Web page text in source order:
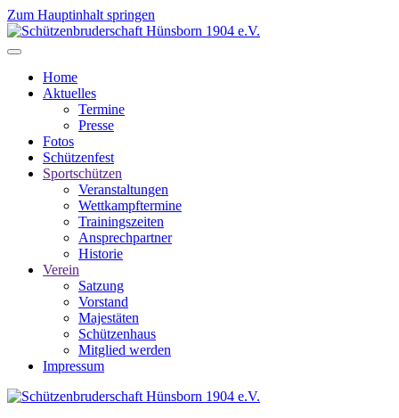
Zum Hauptinhalt springen
Home
Aktuelles
Termine
Presse
Fotos
Schützenfest
Sportschützen
Veranstaltungen
Wettkampftermine
Trainingszeiten
Ansprechpartner
Historie
Verein
Satzung
Vorstand
Majestäten
Schützenhaus
Mitglied werden
Impressum